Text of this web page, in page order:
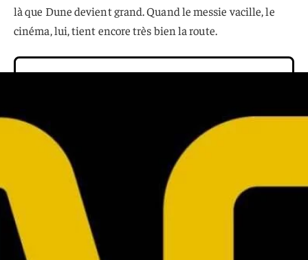
là que Dune devient grand. Quand le messie vacille, le
cinéma, lui, tient encore très bien la route.